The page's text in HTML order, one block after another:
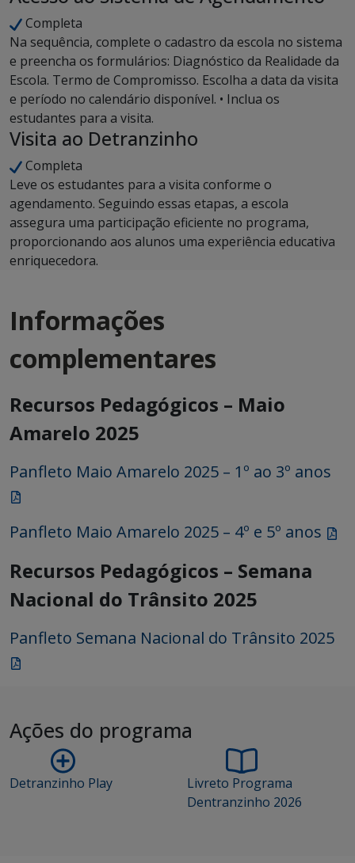
Completa
Na sequência, complete o cadastro da escola no sistema
e preencha os formulários: Diagnóstico da Realidade da
Escola. Termo de Compromisso. Escolha a data da visita
e período no calendário disponível. • Inclua os
estudantes para a visita.
Visita ao Detranzinho
Completa
Leve os estudantes para a visita conforme o
agendamento. Seguindo essas etapas, a escola
assegura uma participação eficiente no programa,
proporcionando aos alunos uma experiência educativa
enriquecedora.
Informações
complementares
Recursos Pedagógicos – Maio
Amarelo 2025
Panfleto Maio Amarelo 2025 – 1º ao 3º anos
Panfleto Maio Amarelo 2025 – 4º e 5º anos
Recursos Pedagógicos – Semana
Nacional do Trânsito 2025
Panfleto Semana Nacional do Trânsito 2025
Ações do programa
Detranzinho Play
Livreto Programa
Dentranzinho 2026